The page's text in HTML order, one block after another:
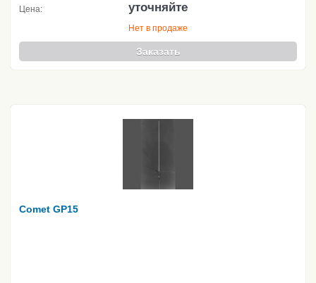
Цена: уточняйте
Нет в продаже
Заказать
Comet GP15